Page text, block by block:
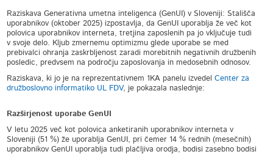
Raziskava Generativna umetna inteligenca (GenUI) v Sloveniji: Stališča
uporabnikov (oktober 2025) izpostavlja, da GenUI uporablja že več kot
polovica uporabnikov interneta, tretjina zaposlenih pa jo vključuje tudi
v svoje delo. Kljub zmernemu optimizmu glede uporabe se med
prebivalci ohranja zaskrbljenost zaradi morebitnih negativnih družbenih
posledic, predvsem na področju zaposlovanja in medosebnih odnosov.
Raziskava, ki jo je na reprezentativnem 1KA panelu izvedel Center za
družboslovno informatiko UL FDV, je pokazala naslednje:
Razširjenost uporabe GenUI
V letu 2025 več kot polovica anketiranih uporabnikov interneta v
Sloveniji (51 %) že uporablja GenUI, pri čemer 14 % rednih (mesečnih)
uporabnikov GenUI uporablja tudi plačljiva orodja, bodisi zasebno bodisi